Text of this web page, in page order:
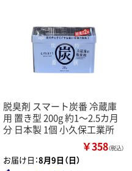
脱臭剤 スマート炭番 冷蔵庫
用 置き型 200g 約1～2.5カ月
分 日本製 1個 小久保工業所
￥358（税込）
お届け日：8月9日（日）